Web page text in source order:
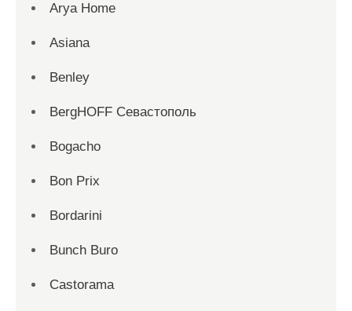
Arya Home
Asiana
Benley
BergHOFF Севастополь
Bogacho
Bon Prix
Bordarini
Bunch Buro
Castorama